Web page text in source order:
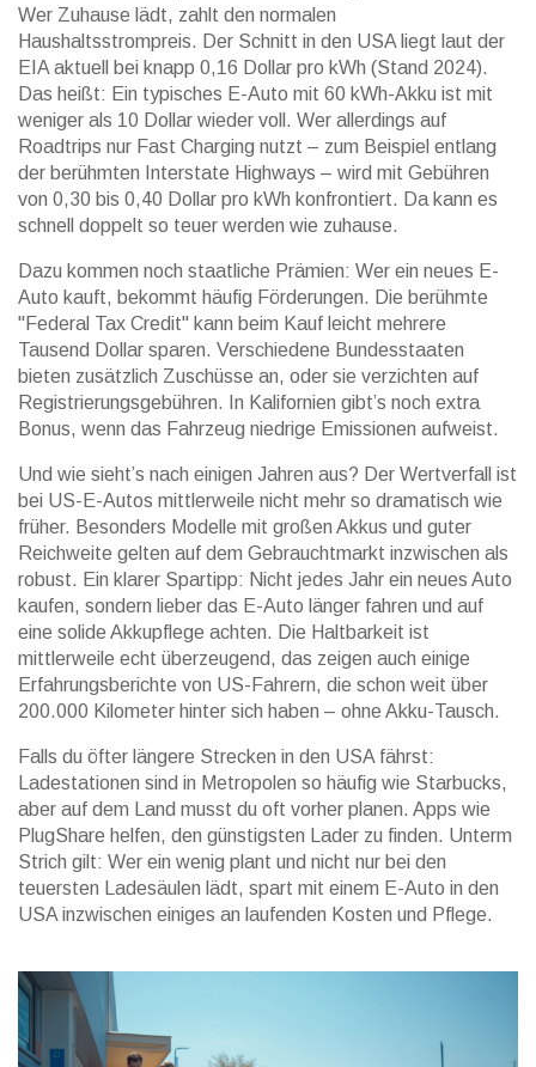
Wer Zuhause lädt, zahlt den normalen
Haushaltsstrompreis. Der Schnitt in den USA liegt laut der
EIA aktuell bei knapp 0,16 Dollar pro kWh (Stand 2024).
Das heißt: Ein typisches E-Auto mit 60 kWh-Akku ist mit
weniger als 10 Dollar wieder voll. Wer allerdings auf
Roadtrips nur Fast Charging nutzt – zum Beispiel entlang
der berühmten Interstate Highways – wird mit Gebühren
von 0,30 bis 0,40 Dollar pro kWh konfrontiert. Da kann es
schnell doppelt so teuer werden wie zuhause.
Dazu kommen noch staatliche Prämien: Wer ein neues E-
Auto kauft, bekommt häufig Förderungen. Die berühmte
"Federal Tax Credit" kann beim Kauf leicht mehrere
Tausend Dollar sparen. Verschiedene Bundesstaaten
bieten zusätzlich Zuschüsse an, oder sie verzichten auf
Registrierungsgebühren. In Kalifornien gibt’s noch extra
Bonus, wenn das Fahrzeug niedrige Emissionen aufweist.
Und wie sieht’s nach einigen Jahren aus? Der Wertverfall ist
bei US-E-Autos mittlerweile nicht mehr so dramatisch wie
früher. Besonders Modelle mit großen Akkus und guter
Reichweite gelten auf dem Gebrauchtmarkt inzwischen als
robust. Ein klarer Spartipp: Nicht jedes Jahr ein neues Auto
kaufen, sondern lieber das E-Auto länger fahren und auf
eine solide Akkupflege achten. Die Haltbarkeit ist
mittlerweile echt überzeugend, das zeigen auch einige
Erfahrungsberichte von US-Fahrern, die schon weit über
200.000 Kilometer hinter sich haben – ohne Akku-Tausch.
Falls du öfter längere Strecken in den USA fährst:
Ladestationen sind in Metropolen so häufig wie Starbucks,
aber auf dem Land musst du oft vorher planen. Apps wie
PlugShare helfen, den günstigsten Lader zu finden. Unterm
Strich gilt: Wer ein wenig plant und nicht nur bei den
teuersten Ladesäulen lädt, spart mit einem E-Auto in den
USA inzwischen einiges an laufenden Kosten und Pflege.